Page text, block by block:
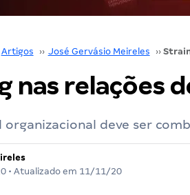
Artigos ›› José Gervásio Meireles ››
nas relações
organizacional deve ser
• Atualizado em 11/11/20